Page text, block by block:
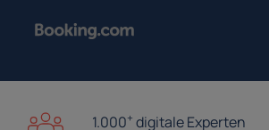
1.000+ digitale Experten